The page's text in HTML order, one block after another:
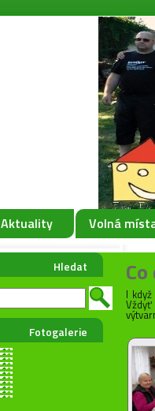
Aktuality Volná
Hledat
Fotogalerie
I